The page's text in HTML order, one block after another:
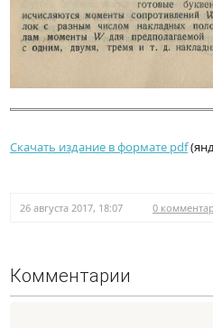
Скачать издание в формате pdf
26 августа 2017, 18:07 0
Комментарии